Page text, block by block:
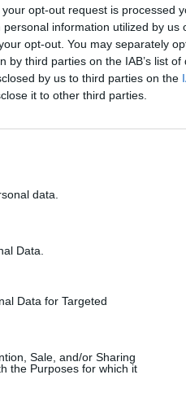
opt-out request is processed
information utilized by us
opt-out. You may separately
third parties on the IAB’s list of
by us to third parties on the
it to other third parties.
data.
Data.
Data for Targeted
Sale, and/or Sharing
the Purposes for which it
ΣΙΝΕΦΙΛ